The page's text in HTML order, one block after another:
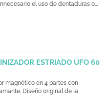
el uso de dentaduras o...
ESTRIADO UFO 60
magnético en 4 partes con
Diseño original de la